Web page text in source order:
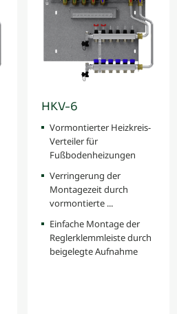
HKV-6
Vormontierter Heizkreis-
Verteiler für
Fußbodenheizungen
Verringerung der
Montagezeit durch
vormontierte ...
Einfache Montage der
Reglerklemmleiste durch
beigelegte Aufnahme